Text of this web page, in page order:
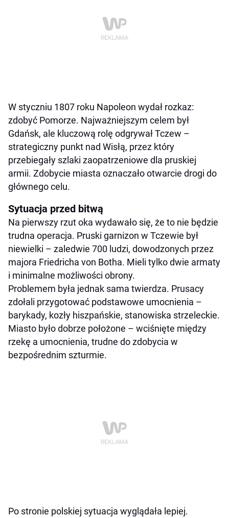
W styczniu 1807 roku Napoleon wydał rozkaz:
zdobyć Pomorze. Najważniejszym celem był
Gdańsk, ale kluczową rolę odgrywał Tczew –
strategiczny punkt nad Wisłą, przez który
przebiegały szlaki zaopatrzeniowe dla pruskiej
armii. Zdobycie miasta oznaczało otwarcie drogi do
głównego celu.
Sytuacja przed bitwą
Na pierwszy rzut oka wydawało się, że to nie będzie
trudna operacja. Pruski garnizon w Tczewie był
niewielki – zaledwie 700 ludzi, dowodzonych przez
majora Friedricha von Botha. Mieli tylko dwie armaty
i minimalne możliwości obrony.
Problemem była jednak sama twierdza. Prusacy
zdołali przygotować podstawowe umocnienia –
barykady, kozły hiszpańskie, stanowiska strzeleckie.
Miasto było dobrze położone – wciśnięte między
rzekę a umocnienia, trudne do zdobycia w
bezpośrednim szturmie.
Po stronie polskiej sytuacja wyglądała lepiej.